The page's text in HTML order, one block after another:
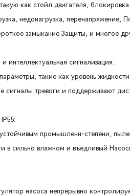
как стойл двигателя,
недонагрузка,
замыкание Защиты, и многое
интеллектуальная сигнализация:
такие как уровень
сигналы тревоги и поддерживают
промышленн-степени,
в сильно влажном и въедливый
насоса непрерывно